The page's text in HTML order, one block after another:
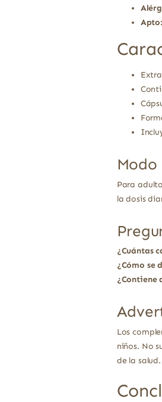
Apto:
Modo
Para
la dosis
¿Cuántas
¿Cómo se
¿Contiene
Los
niños. No
de la salud.